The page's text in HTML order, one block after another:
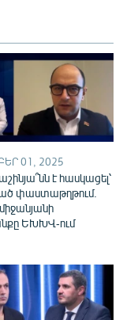
01, 2025
է հասկացել՝
փաստաթղթում.
ԵԽԽՎ-ում